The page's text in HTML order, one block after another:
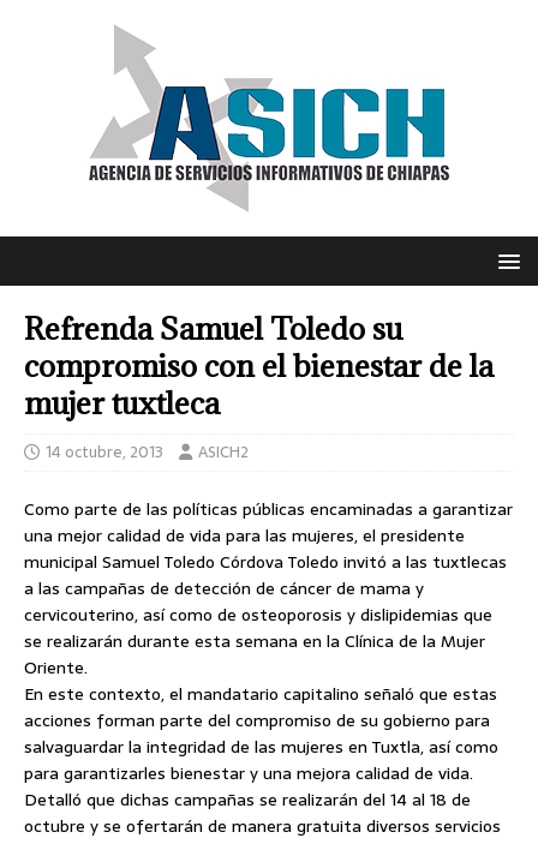
Refrenda Samuel Toledo su
compromiso con el bienestar de la
mujer tuxtleca
14 octubre, 2013 ASICH2
Como parte de las políticas públicas encaminadas a garantizar
una mejor calidad de vida para las mujeres, el presidente
municipal Samuel Toledo Córdova Toledo invitó a las tuxtlecas
a las campañas de detección de cáncer de mama y
cervicouterino, así como de osteoporosis y dislipidemias que
se realizarán durante esta semana en la Clínica de la Mujer
Oriente.
En este contexto, el mandatario capitalino señaló que estas
acciones forman parte del compromiso de su gobierno para
salvaguardar la integridad de las mujeres en Tuxtla, así como
para garantizarles bienestar y una mejora calidad de vida.
Detalló que dichas campañas se realizarán del 14 al 18 de
octubre y se ofertarán de manera gratuita diversos servicios